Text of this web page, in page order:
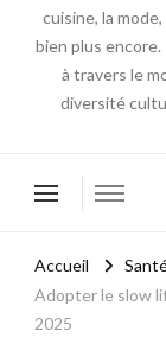
cuisine, la
bien plus
à travers le
diversité
Accueil
Adopter le slow
2025